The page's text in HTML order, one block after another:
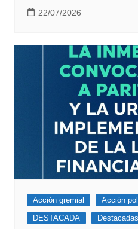
22/07/2026
Acción gremial Acción
DESTACADA
Destacadas